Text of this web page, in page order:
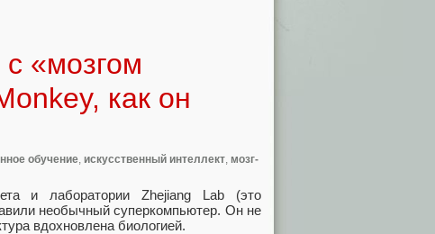
«мозгом
как он
обучение, искусственный интеллект, мозг-
и лаборатории Zhejiang Lab (это
необычный суперкомпьютер. Он не
вдохновлена биологией.